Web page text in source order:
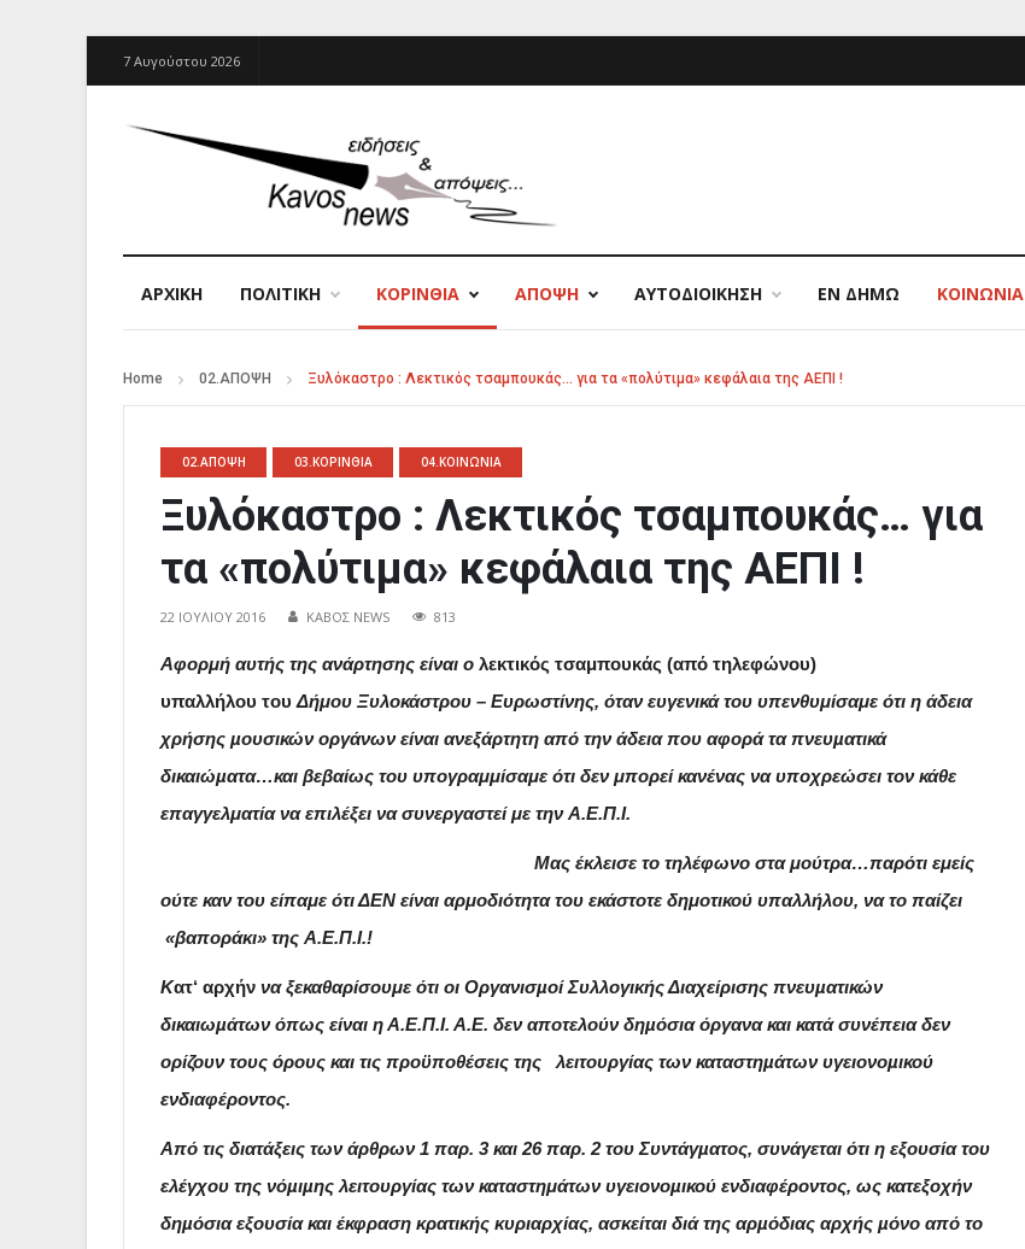
7 Αυγούστου 2026
ΑΡΧΙΚΉ ΠΟΛΙΤΙΚΗ ΚΟΡΙΝΘΙΑ ΑΠΟΨΗ ΑΥΤΟΔΙΟΙΚΗΣΗ ΕΝ ΔΗΜΩ ΚΟΙΝΩΝΙΑ
Home 02.ΑΠΟΨΗ Ξυλόκαστρο : Λεκτικός τσαμπουκάς… για τα «πολύτιμα» κεφάλαια της ΑΕΠΙ !
02.ΑΠΟΨΗ 03.ΚΟΡΙΝΘΙΑ 04.ΚΟΙΝΩΝΙΑ
Ξυλόκαστρο : Λεκτικός τσαμπουκάς… για
τα «πολύτιμα» κεφάλαια της ΑΕΠΙ !
22 ΙΟΥΛΊΟΥ 2016 ΚΑΒΟΣ NEWS 813
Αφορμή αυτής της ανάρτησης είναι ο λεκτικός τσαμπουκάς (από τηλεφώνου)
υπαλλήλου τουΔήμου Ξυλοκάστρου – Ευρωστίνης, ότανευγενικάτου υπενθυμίσαμε ότι η άδεια
χρήσης µουσικών οργάνων είναι ανεξάρτητη από την άδεια που αφορά τα πνευµατικά
δικαιώµατα…και βεβαίως του υπογραμμίσαμε ότι δεν μπορεί κανένας να υποχρεώσει τον κάθε
επαγγελματία να επιλέξει να συνεργαστεί με τηνΑ.Ε.Π.Ι.
Μας έκλεισε το τηλέφωνο στα μούτρα…παρότι εμείς
ούτε καν του είπαμε ότι ΔΕΝ είναι αρμοδιότητα του εκάστοτε δημοτικού υπαλλήλου, νατο παίζει
«βαποράκι» της Α.Ε.Π.Ι.!
Κατ‘ αρχήν να ξεκαθαρίσουμε ότι οι Οργανισµοί Συλλογικής Διαχείρισης πνευµατικών
δικαιωµάτων όπως είναι η Α.Ε.Π.Ι. Α.Ε. δεν αποτελούν δηµόσια όργανα και κατά συνέπεια δεν
ορίζουν τους όρους και τις προϋποθέσεις της λειτουργίας των καταστηµάτων υγειονοµικού
ενδιαφέροντος.
Από τις διατάξεις των άρθρων 1 παρ. 3 και 26 παρ. 2 του Συντάγµατος, συνάγεται ότι η εξουσία του
ελέγχου της νόµιµης λειτουργίας των καταστημάτων υγειονοµικού ενδιαφέροντος, ως κατεξοχήν
δηµόσια εξουσία και έκφραση κρατικής κυριαρχίας, ασκείται διά της αρµόδιας αρχής µόνο από το